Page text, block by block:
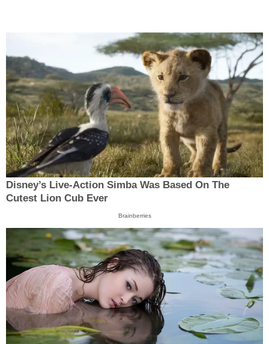
Disney’s Live-Action Simba Was Based On The
Cutest Lion Cub Ever
Brainberries